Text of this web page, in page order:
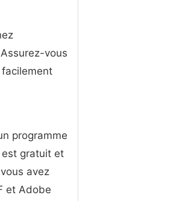
vous
programme
est gratuit et
avez
et Adobe